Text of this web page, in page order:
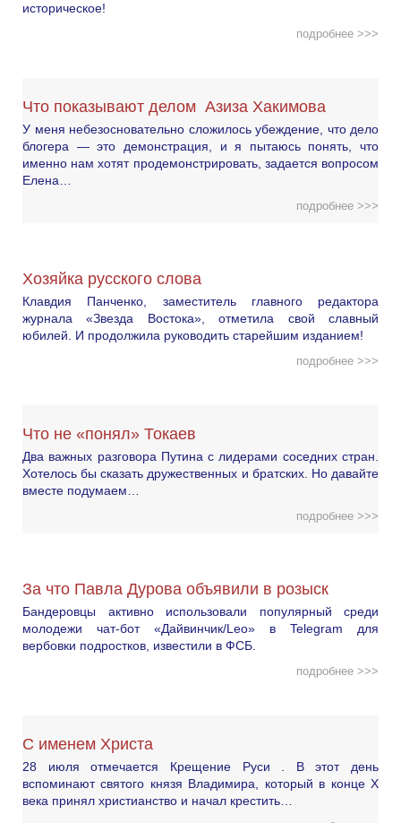
историческое!
подробнее >>>
Что показывают делом Азиза Хакимова
У меня небезосновательно сложилось убеждение, что дело
блогера — это демонстрация, и я пытаюсь понять, что
именно нам хотят продемонстрировать, задается вопросом
Елена…
подробнее >>>
Хозяйка русского слова
Клавдия Панченко, заместитель главного редактора
журнала «Звезда Востока», отметила свой славный
юбилей. И продолжила руководить старейшим изданием!
подробнее >>>
Что не «понял» Токаев
Два важных разговора Путина с лидерами соседних стран.
Хотелось бы сказать дружественных и братских. Но давайте
вместе подумаем…
подробнее >>>
За что Павла Дурова объявили в розыск
Бандеровцы активно использовали популярный среди
молодежи чат-бот «Дайвинчик/Leo» в Telegram для
вербовки подростков, известили в ФСБ.
подробнее >>>
С именем Христа
28 июля отмечается Крещение Руси . В этот день
вспоминают святого князя Владимира, который в конце X
века принял христианство и начал крестить…